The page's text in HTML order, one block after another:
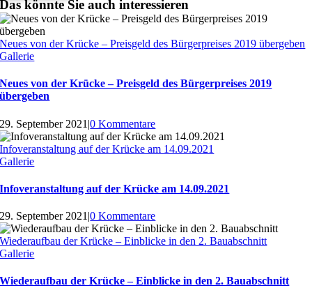
Das könnte Sie auch interessieren
Neues von der Krücke – Preisgeld des Bürgerpreises 2019 übergeben
Gallerie
Neues von der Krücke – Preisgeld des Bürgerpreises 2019
übergeben
29. September 2021 |0 Kommentare
Infoveranstaltung auf der Krücke am 14.09.2021
Gallerie
Infoveranstaltung auf der Krücke am 14.09.2021
29. September 2021 |0 Kommentare
Wiederaufbau der Krücke – Einblicke in den 2. Bauabschnitt
Gallerie
Wiederaufbau der Krücke – Einblicke in den 2. Bauabschnitt